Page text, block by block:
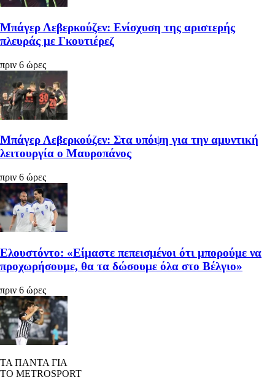
Μπάγερ Λεβερκούζεν: Ενίσχυση της αριστερής
πλευράς με Γκουτιέρεζ
πριν 6 ώρες
Μπάγερ Λεβερκούζεν: Στα υπόψη για την αμυντική
λειτουργία ο Μαυροπάνος
πριν 6 ώρες
Ελουστόντο: «Είμαστε πεπεισμένοι ότι μπορούμε να
προχωρήσουμε, θα τα δώσουμε όλα στο Βέλγιο»
πριν 6 ώρες
ΤΑ ΠΑΝΤΑ ΓΙΑ
ΤΟ METROSPORT